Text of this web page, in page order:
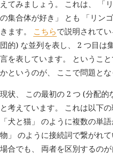
えてみましょう。 これは、 「
の集合体が好き」 とも 「リン
きます。 こちらで説明されて
団的) な並列を表し、 2 つ目は
言を表しています。 というこ
かというのが、 ここで問題とな
現状、 この最初の 2 つ (分配
と考えています。 これは以下
「犬と猫」 のように複数の単
物」 のように接続詞で繋がれ
場合でも、 両者を区別するの